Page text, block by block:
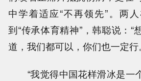
中学着适应“不再领先”。两
到“传承体育精神”，韩聪说：“
道，我们都可以，你们也一定行
“我觉得中国花样滑冰是一